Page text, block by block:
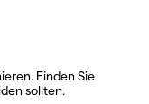
Finden Sie
sollten.